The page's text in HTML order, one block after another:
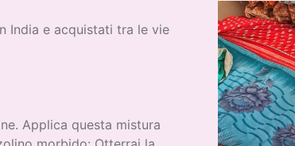
India e acquistati tra le vie
Applica questa mistura